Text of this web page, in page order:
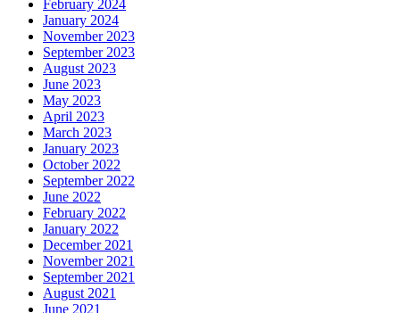
February 2024
January 2024
November 2023
September 2023
August 2023
June 2023
May 2023
April 2023
March 2023
January 2023
October 2022
September 2022
June 2022
February 2022
January 2022
December 2021
November 2021
September 2021
August 2021
June 2021